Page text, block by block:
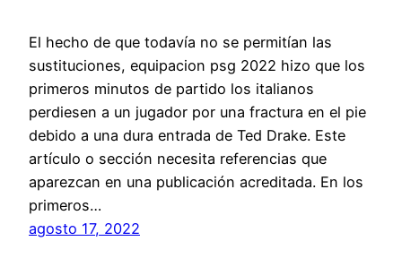
El hecho de que todavía no se permitían las
sustituciones, equipacion psg 2022 hizo que los
primeros minutos de partido los italianos
perdiesen a un jugador por una fractura en el pie
debido a una dura entrada de Ted Drake. Este
artículo o sección necesita referencias que
aparezcan en una publicación acreditada. En los
primeros…
agosto 17, 2022